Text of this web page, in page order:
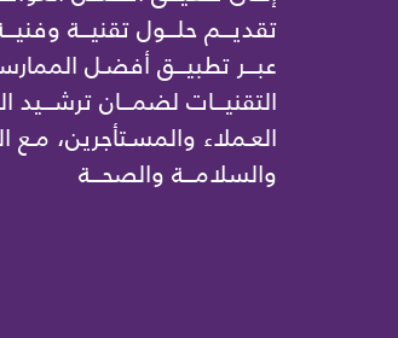
تقديـــم حلـــول تقنيـــة
عبـــر تطبيـــق أفضـل
التقنيـــات لضمـــان ترشـــيد
العـملاء والمسـتأجرين، مـع
والسلامـــة والصحـــة